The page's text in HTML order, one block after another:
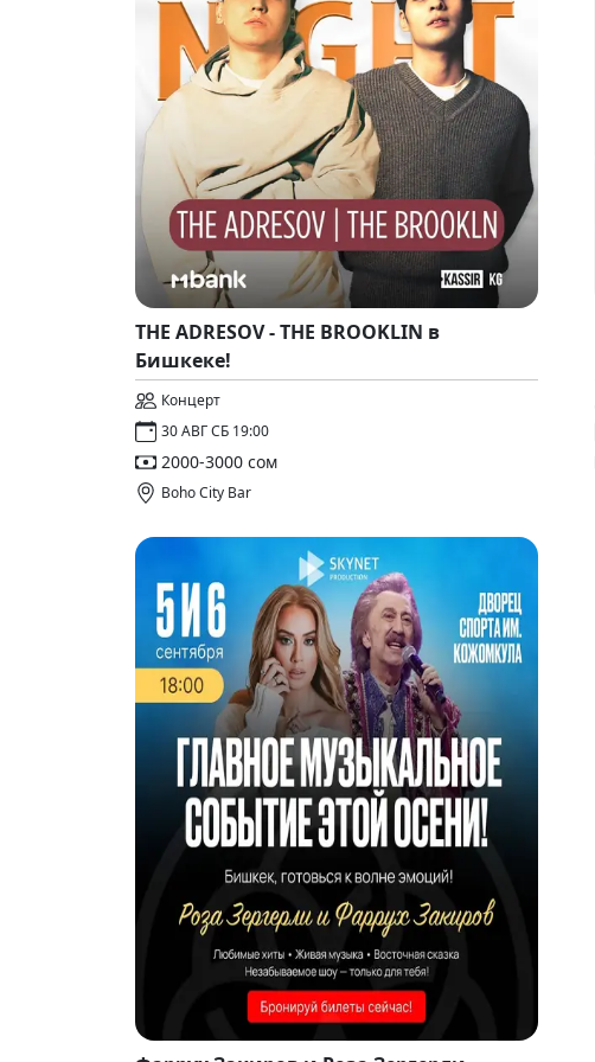
THE ADRESOV - THE BROOKLIN в
Бишкеке!
Концерт
30 АВГ СБ 19:00
2000-3000 сом
Boho City Bar